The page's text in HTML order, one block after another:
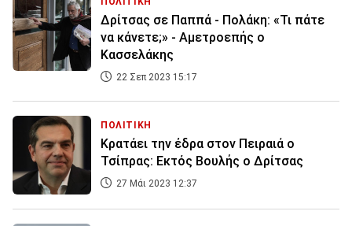
Δρίτσας σε Παππά - Πολάκη: «Τι πάτε
να κάνετε;» - Αμετροεπής ο
Κασσελάκης
22 Σεπ 2023 15:17
ΠΟΛΙΤΙΚΗ
Κρατάει την έδρα στον Πειραιά ο
Τσίπρας: Εκτός Βουλής ο Δρίτσας
27 Μάι 2023 12:37